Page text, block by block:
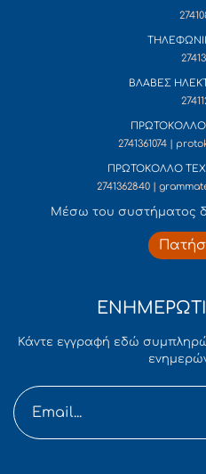
ΒΛΑΒΕΣ
2741361074 |
ΠΡΩΤΟΚΟΛΛΟ
2741362840 |
Mέσω του συστήματος
Κάντε εγγραφή εδώ